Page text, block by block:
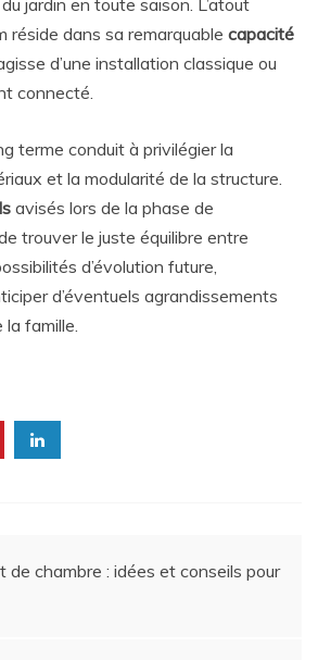
jardin en toute saison. L’atout
réside dans sa remarquable capacité
d’une installation classique ou
connecté.
terme conduit à privilégier la
et la modularité de la structure.
avisés lors de la phase de
trouver le juste équilibre entre
d’évolution future,
d’éventuels agrandissements
la famille.
de chambre : idées et conseils pour